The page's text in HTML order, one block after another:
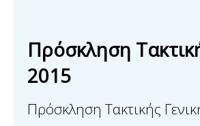
Πρόσκληση
2015
Πρόσκληση Τακτικής